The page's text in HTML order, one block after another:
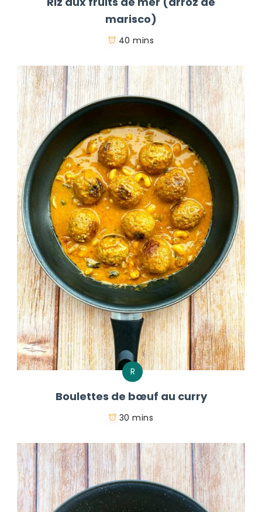
marisco)
40 mins
R
Boulettes de bœuf au curry
30 mins